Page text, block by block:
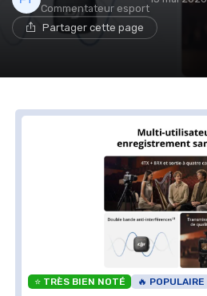
Commentateur esport
Partager cette page
⭐ TRÈS BIEN NOTÉ 🔥 POPULAIRE